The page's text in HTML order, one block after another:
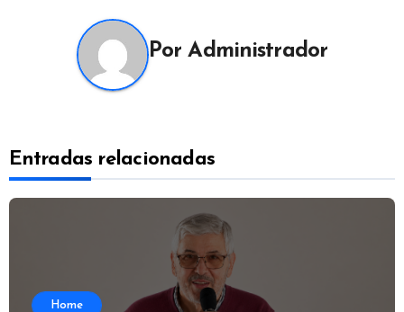
entradas
PorAdministrador
Entradas relacionadas
Home